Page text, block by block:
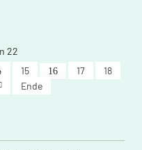
22
15 16 17
18
Ende